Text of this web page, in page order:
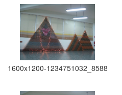
1600x1200-1234751032_8588